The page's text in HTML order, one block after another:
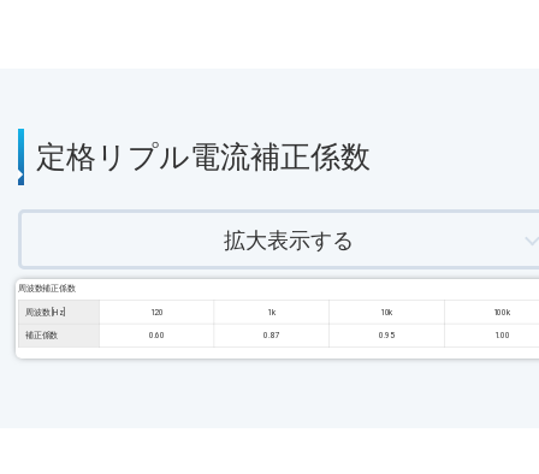
定格リプル電流補正係数
拡大表示する
周波数補正係数
周波数 [Hz] 120 1k 10k 100k
補正係数 0.60 0.87 0.95 1.00